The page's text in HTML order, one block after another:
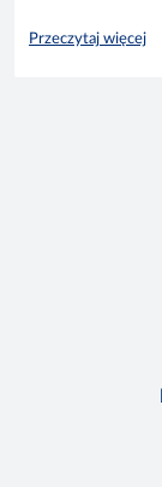
Przeczytaj więcej